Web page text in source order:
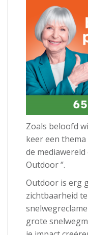
Zoals beloofd
keer een
de mediawereld
Outdoor ‘’.
Outdoor is erg
zichtbaarheid
grote